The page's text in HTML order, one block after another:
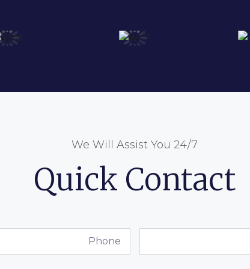
We Will Assist You 24/7
Quick Contact